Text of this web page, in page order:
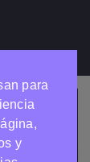
para
y